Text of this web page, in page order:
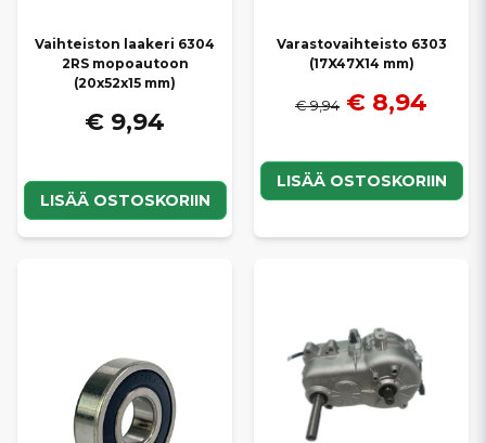
Vaihteiston laakeri 6304
2RS mopoautoon
(20x52x15 mm)
€ 9,94
LISÄÄ OSTOSKORIIN
Varastovaihteisto 6303
(17X47X14 mm)
€ 9,94 € 8,94
LISÄÄ OSTOSKORIIN